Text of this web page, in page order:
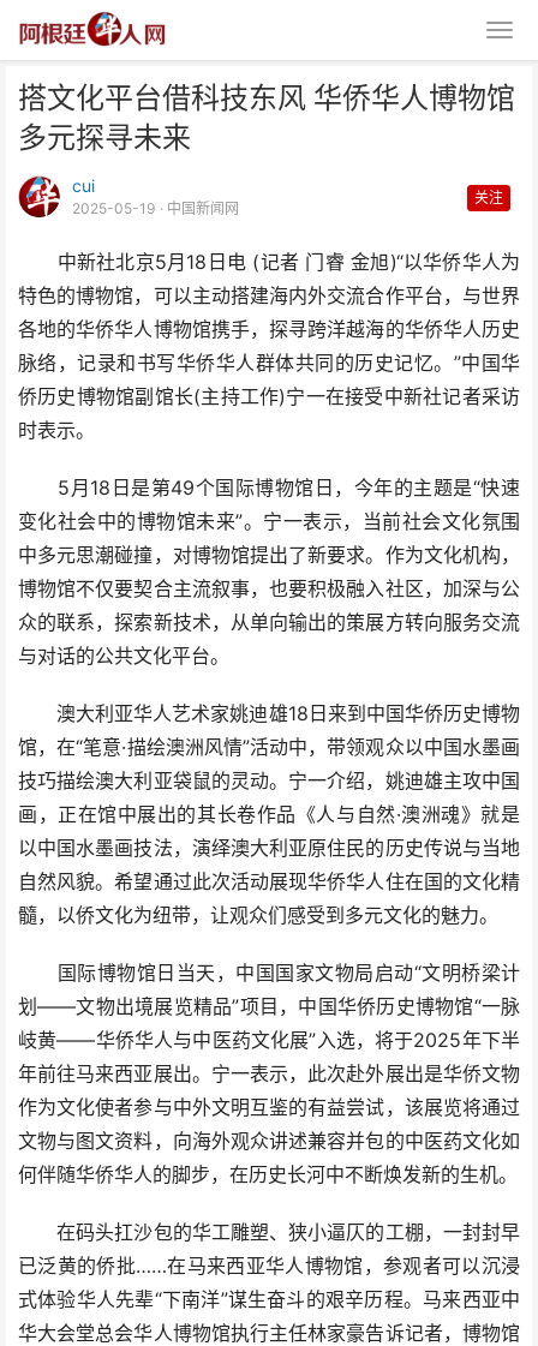
搭文化平台借科技东风 华侨华人博物馆
多元探寻未来
cui
2025-05-19 · 中国新闻网
关注
中新社北京5月18日电 (记者 门睿 金旭)“以华侨华人为
特色的博物馆，可以主动搭建海内外交流合作平台，与世界
各地的华侨华人博物馆携手，探寻跨洋越海的华侨华人历史
脉络，记录和书写华侨华人群体共同的历史记忆。”中国华
侨历史博物馆副馆长(主持工作)宁一在接受中新社记者采访
时表示。
5月18日是第49个国际博物馆日，今年的主题是“快速
变化社会中的博物馆未来”。宁一表示，当前社会文化氛围
中多元思潮碰撞，对博物馆提出了新要求。作为文化机构，
博物馆不仅要契合主流叙事，也要积极融入社区，加深与公
众的联系，探索新技术，从单向输出的策展方转向服务交流
与对话的公共文化平台。
澳大利亚华人艺术家姚迪雄18日来到中国华侨历史博物
馆，在“笔意·描绘澳洲风情”活动中，带领观众以中国水墨画
技巧描绘澳大利亚袋鼠的灵动。宁一介绍，姚迪雄主攻中国
画，正在馆中展出的其长卷作品《人与自然·澳洲魂》就是
以中国水墨画技法，演绎澳大利亚原住民的历史传说与当地
自然风貌。希望通过此次活动展现华侨华人住在国的文化精
髓，以侨文化为纽带，让观众们感受到多元文化的魅力。
国际博物馆日当天，中国国家文物局启动“文明桥梁计
划——文物出境展览精品”项目，中国华侨历史博物馆“一脉
岐黄——华侨华人与中医药文化展”入选，将于2025年下半
年前往马来西亚展出。宁一表示，此次赴外展出是华侨文物
作为文化使者参与中外文明互鉴的有益尝试，该展览将通过
文物与图文资料，向海外观众讲述兼容并包的中医药文化如
何伴随华侨华人的脚步，在历史长河中不断焕发新的生机。
在码头扛沙包的华工雕塑、狭小逼仄的工棚，一封封早
已泛黄的侨批……在马来西亚华人博物馆，参观者可以沉浸
式体验华人先辈“下南洋”谋生奋斗的艰辛历程。马来西亚中
华大会堂总会华人博物馆执行主任林家豪告诉记者，博物馆
搭文化平台借科技东风 华侨华人
博物馆多元探寻未来